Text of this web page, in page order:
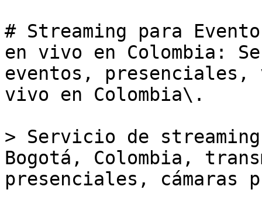
# Streaming para
en vivo en Colombia:
eventos,
vivo en Colombia\.
> Servicio de
Bogotá, Colombia,
presenciales,